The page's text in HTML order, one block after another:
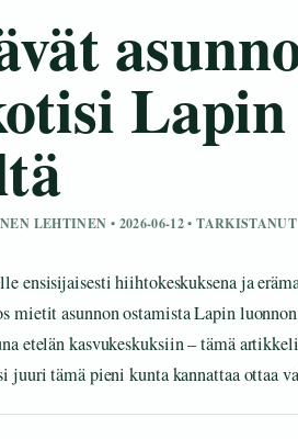
LEHTINEN • 2026-06-12 •
ensisijaisesti hiihtokeskuksena ja
mietit asunnon ostamista Lapin
etelän kasvukeskuksiin – tämä
juuri tämä pieni kunta kannattaa ottaa